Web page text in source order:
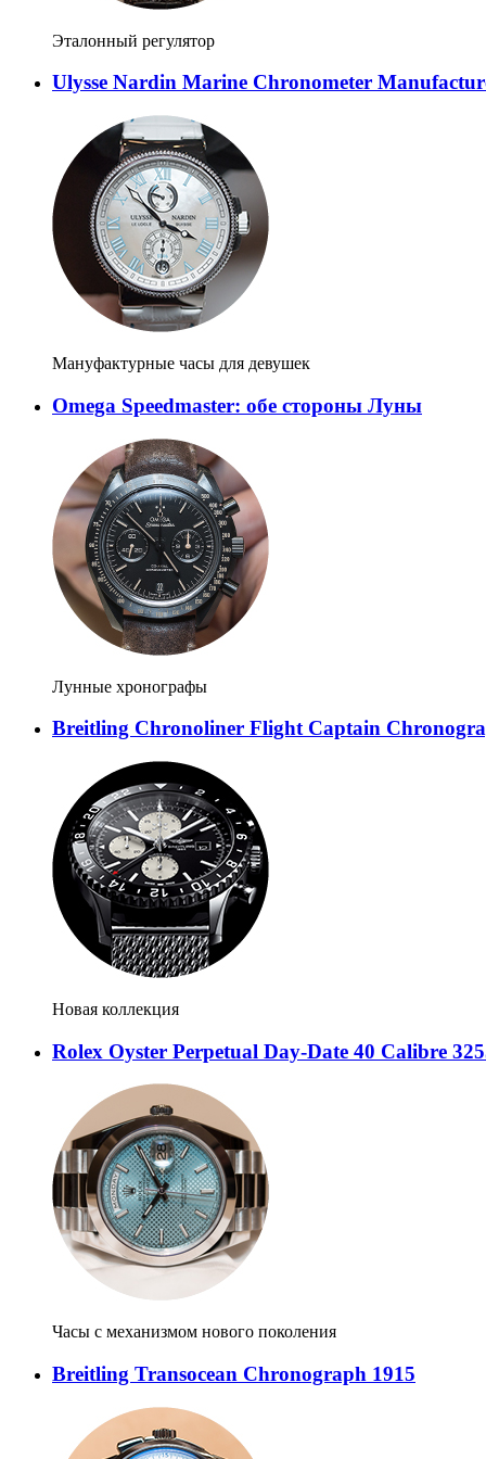
Эталонный регулятор
Ulysse Nardin Marine Chronometer
Мануфактурные часы для девушек
Omega Speedmaster: обе стороны Луны
Лунные хронографы
Breitling Chronoliner Flight Captain
Новая коллекция
Rolex Oyster Perpetual Day-Date 40 Calibre
Часы с механизмом нового поколения
Breitling Transocean Chronograph 1915